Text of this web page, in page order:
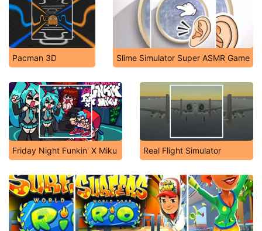
Pacman 3D Slime Simulator Super ASMR Game
Friday Night Funkin' X Miku Real Flight Simulator